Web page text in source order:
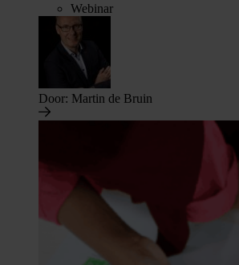
Webinar
Door: Martin de Bruin